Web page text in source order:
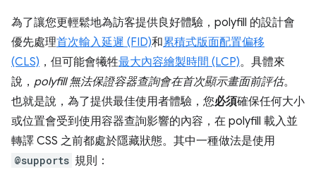
為了讓您更輕鬆地為訪客提供良好體驗，polyfill 的設計會
優先處理首次輸入延遲 (FID)和累積式版面配置偏移
(CLS) ，但可能會犧牲最大內容繪製時間 (LCP)。具體來
說， polyfill 無法保證容器查詢會在首次顯示畫面前評估。
也就是說，為了提供最佳使用者體驗，您必須確保任何大小
或位置會受到使用容器查詢影響的內容，在 polyfill 載入並
轉譯 CSS 之前都處於隱藏狀態。其中一種做法是使用
@supports 規則：